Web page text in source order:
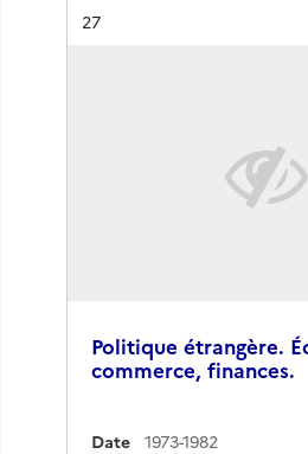
Résultat n°
27
Politique étrangère.
commerce, finances.
Date
1973-1982